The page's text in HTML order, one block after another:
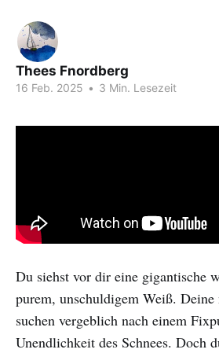
Thees Fnordberg
16 Feb. 2025 • 3 Min. Lesezeit
Du siehst vor dir eine gigantische
purem, unschuldigem Weiß.
suchen vergeblich nach einem
Unendlichkeit des Schnees. Doch